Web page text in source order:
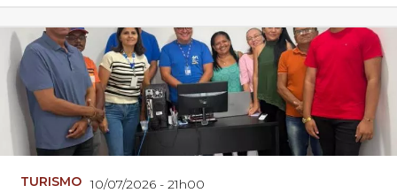
TURISMO 10/07/2026 - 21h00